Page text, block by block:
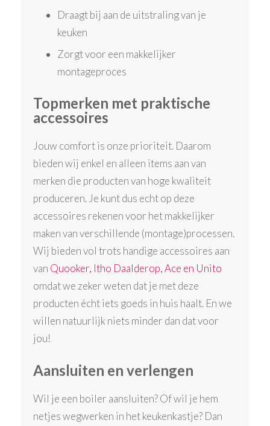
Draagt bij aan de uitstraling van je
keuken
Zorgt voor een makkelijker
montageproces
Topmerken met praktische
accessoires
Jouw comfort is onze prioriteit. Daarom
bieden wij enkel en alleen items aan van
merken die producten van hoge kwaliteit
produceren. Je kunt dus echt op deze
accessoires rekenen voor het makkelijker
maken van verschillende (montage)processen.
Wij bieden vol trots handige accessoires aan
van Quooker, Itho Daalderop, Ace en Unito
omdat we zeker weten dat je met deze
producten écht iets goeds in huis haalt. En we
willen natuurlijk niets minder dan dat voor
jou!
Aansluiten en verlengen
Wil je een boiler aansluiten? Of wil je hem
netjes wegwerken in het keukenkastje? Dan